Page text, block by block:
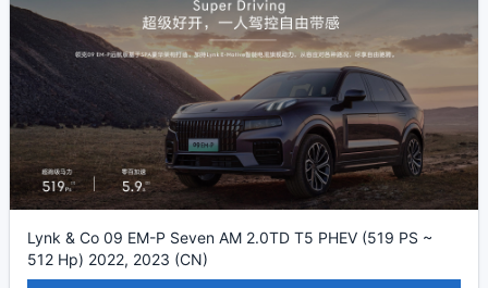
Lynk & Co 09 EM-P Seven AM 2.0TD T5 PHEV (519 PS ~
512 Hp) 2022, 2023 (CN)